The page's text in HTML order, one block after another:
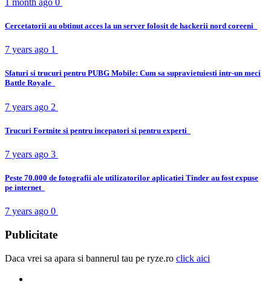
1 month ago 0
Cercetatorii au obtinut acces la un server folosit de hackerii nord coreeni
7 years ago 1
Sfaturi si trucuri pentru PUBG Mobile: Cum sa supravietuiesti intr-un meci
Battle Royale
7 years ago 2
Trucuri Fortnite si pentru incepatori si pentru experti
7 years ago 3
Peste 70.000 de fotografii ale utilizatorilor aplicatiei Tinder au fost expuse
pe internet
7 years ago 0
Publicitate
Daca vrei sa apara si bannerul tau pe ryze.ro click aici